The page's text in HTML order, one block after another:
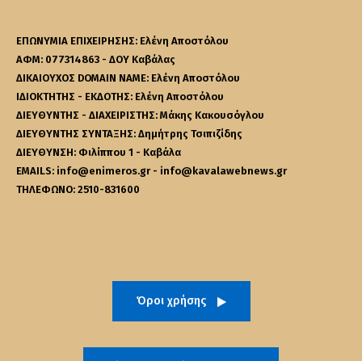
ΕΠΩΝΥΜΙΑ ΕΠΙΧΕΙΡΗΣΗΣ: Ελένη Αποστόλου
ΑΦΜ: 077314863 - ΔΟΥ Καβάλας
ΔΙΚΑΙΟΥΧΟΣ DOMAIN NAME: Ελένη Αποστόλου
ΙΔΙΟΚΤΗΤΗΣ - ΕΚΔΟΤΗΣ: Ελένη Αποστόλου
ΔΙΕΥΘΥΝΤΗΣ - ΔΙΑΧΕΙΡΙΣΤΗΣ: Μάκης Κακουσόγλου
ΔΙΕΥΘΥΝΤΗΣ ΣΥΝΤΑΞΗΣ: Δημήτρης Τσιπιζίδης
ΔΙΕΥΘΥΝΣΗ: Φιλίππου 1 - Καβάλα
EMAILS: info@enimeros.gr - info@kavalawebnews.gr
ΤΗΛΕΦΩΝΟ: 2510-831600
Όροι χρήσης